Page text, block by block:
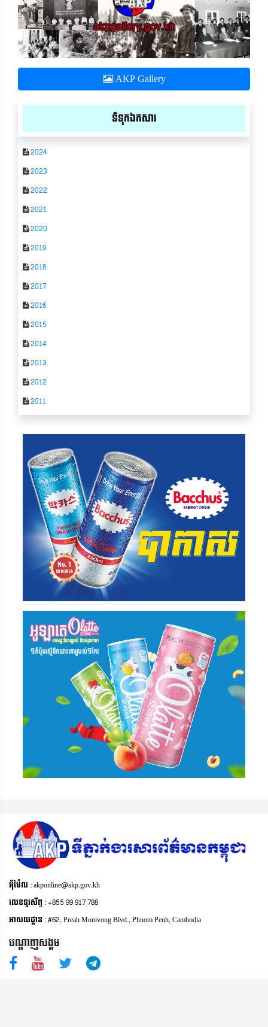
AKP Gallery
ទីទុកឯកសារ
2024
2023
2022
2021
2020
2019
2018
2017
2016
2015
2014
2013
2012
2011
អុីម៉ែល : akponline@akp.gov.kh
លេខទូរស័ព្ទ : +855 99 917 788
អាសយដ្ឋាន : ​#62, Preah Monivong Blvd., Phnom Penh, Cambodia
បណ្តាញសង្គម